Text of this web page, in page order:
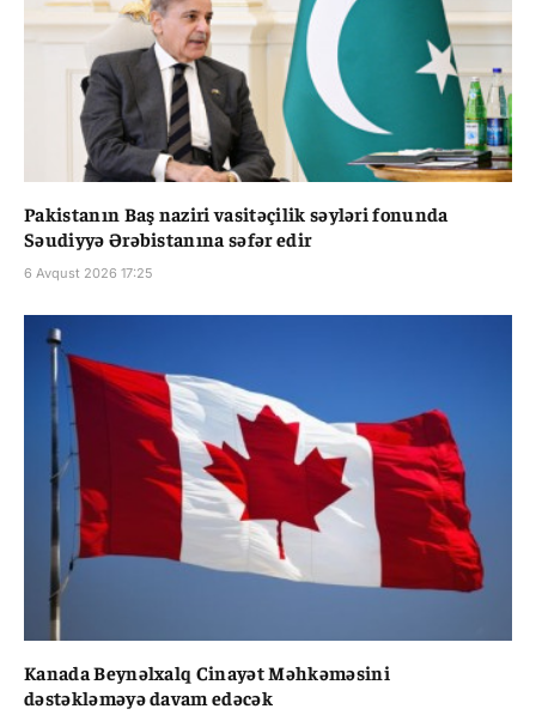
Pakistanın Baş naziri vasitəçilik səyləri fonunda
Səudiyyə Ərəbistanına səfər edir
6 Avqust 2026 17:25
Kanada Beynəlxalq Cinayət Məhkəməsini
dəstəkləməyə davam edəcək